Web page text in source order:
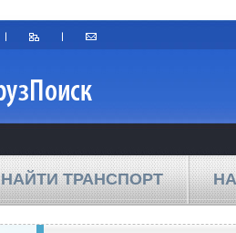
НАЙТИ ТРАНСПОРТ